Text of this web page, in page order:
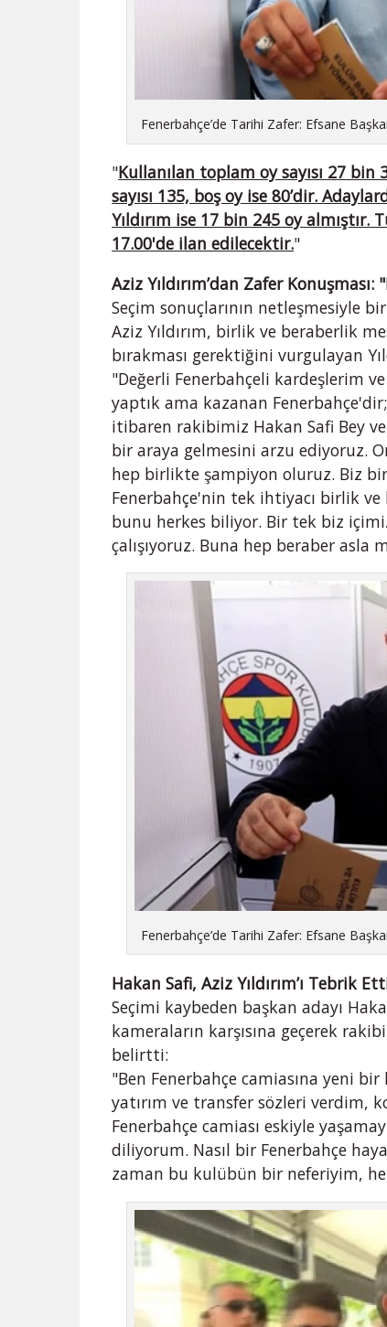
Fenerbahçe’de Tarihi Zafer: Efsane
"Kullanılan toplam oy sayısı 27 bin
sayısı 135, boş oy ise 80’dir.
Yıldırım ise 17 bin 245 oy
17.00'de ilan edilecektir."
Aziz Yıldırım’dan Zafer
Seçim sonuçlarının netleşmesiyle
Aziz Yıldırım, birlik ve beraberlik
bırakması gerektiğini vurgulayan
"Değerli Fenerbahçeli kardeşlerim
yaptık ama kazanan
itibaren rakibimiz Hakan Safi Bey
bir araya gelmesini arzu ediyoruz.
hep birlikte şampiyon oluruz. Biz
Fenerbahçe'nin tek ihtiyacı birlik
bunu herkes biliyor. Bir tek biz
çalışıyoruz. Buna hep beraber asla
Fenerbahçe’de Tarihi Zafer: Efsane
Hakan Safi, Aziz Yıldırım’ı Tebrik
Seçimi kaybeden başkan adayı
kameraların karşısına geçerek
belirtti:
"Ben Fenerbahçe camiasına yeni
yatırım ve transfer sözleri verdim,
Fenerbahçe camiası eskiyle
diliyorum. Nasıl bir Fenerbahçe
zaman bu kulübün bir neferiyim,